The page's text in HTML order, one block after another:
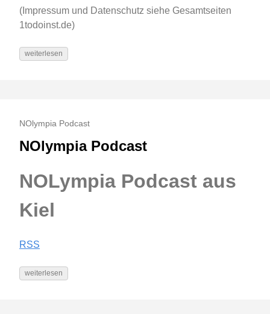
(Impressum und Datenschutz siehe Gesamtseiten
1todoinst.de)
weiterlesen
NOlympia Podcast
NOlympia Podcast
NOLympia Podcast aus
Kiel
RSS
weiterlesen